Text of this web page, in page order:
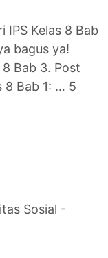
IPS Kelas 8 Bab
bagus ya!
8 Bab 3. Post
8 Bab 1: … 5
Sosial -